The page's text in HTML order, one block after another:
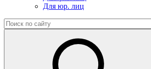
Для юр. лиц